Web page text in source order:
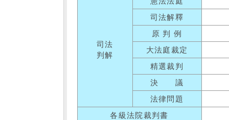
司法
判解
司法解釋
原 判 例
大法庭裁定
精選裁判
決 議
法律問題
各級法院裁判書